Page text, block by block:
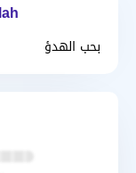
بحب الهدؤ